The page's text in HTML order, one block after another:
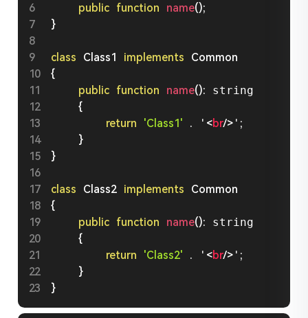
public function name();
}
class Class1 implements
Common
{
public function name(): string
{
return
'Class1' . ' <br/> ' ;
}
}
class Class2 implements
Common
{
public function name(): string
{
return
'Class2' . ' <br/> ' ;
}
}